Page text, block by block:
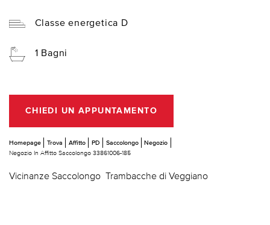
Classe energetica D
1 Bagni
CHIEDI UN APPUNTAMENTO
Homepage Trova Affitto PD Saccolongo
Negozio
Negozio In Affitto Saccolongo 33861006-185
Vicinanze Saccolongo  Trambacche di Veggiano